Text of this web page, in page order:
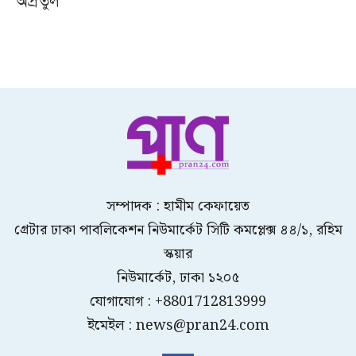
সম্পাদক : হামীম কেফায়েত
গ্রেটার ঢাকা পাবলিকেশন নিউমার্কেট সিটি কমপ্লেক্স ৪৪/১, রহিম
স্কয়ার
নিউমার্কেট, ঢাকা ১২০৫
যোগাযোগ : +8801712813999
ইমেইল : news@pran24.com